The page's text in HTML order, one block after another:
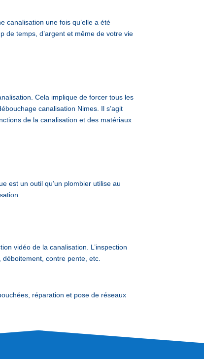
canalisation une fois qu’elle a été
de temps, d’argent et même de votre vie
Cela implique de forcer tous les
canalisation Nimes. Il s’agit
de la canalisation et des matériaux
est un outil qu’un plombier utilise au
vidéo de la canalisation. L’inspection
contre pente, etc.
réparation et pose de réseaux